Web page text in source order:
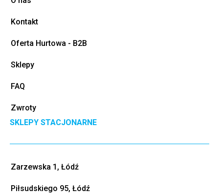
Kontakt
Oferta Hurtowa - B2B
Sklepy
FAQ
Zwroty
SKLEPY STACJONARNE
Zarzewska 1, Łódź
Piłsudskiego 95, Łódź